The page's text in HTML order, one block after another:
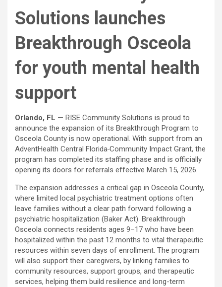
Solutions launches
Breakthrough Osceola
for youth mental health
support
Orlando, FL — RISE Community Solutions is proud to
announce the expansion of its Breakthrough Program to
Osceola County is now operational. With support from an
AdventHealth Central Florida Community Impact Grant, the
program has completed its staffing phase and is officially
opening its doors for referrals effective March 15, 2026.
The expansion addresses a critical gap in Osceola County,
where limited local psychiatric treatment options often
leave families without a clear path forward following a
psychiatric hospitalization (Baker Act). Breakthrough
Osceola connects residents ages 9–17 who have been
hospitalized within the past 12 months to vital therapeutic
resources within seven days of enrollment. The program
will also support their caregivers, by linking families to
community resources, support groups, and therapeutic
services, helping them build resilience and long-term